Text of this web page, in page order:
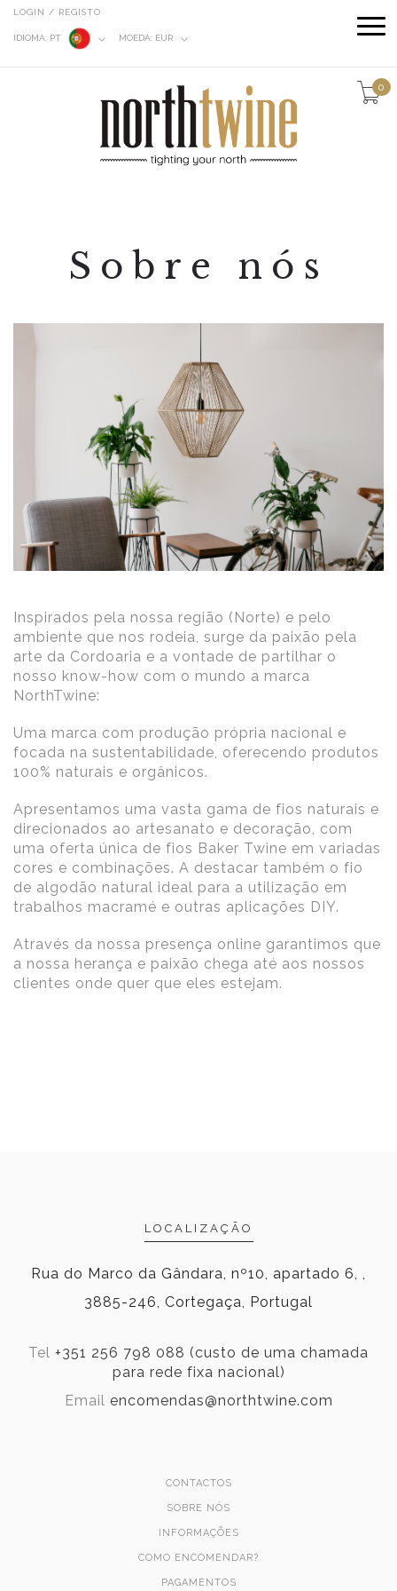
LOGIN / REGISTO
IDIOMA: PT MOEDA: EUR
0
Sobre nós
Inspirados pela nossa região (Norte) e pelo
ambiente que nos rodeia, surge da paixão pela
arte da Cordoaria e a vontade de partilhar o
nosso know-how com o mundo a marca
NorthTwine:
Uma marca com produção própria nacional e
focada na sustentabilidade, oferecendo produtos
100% naturais e orgânicos.
Apresentamos uma vasta gama de fios naturais e
direcionados ao artesanato e decoração, com
uma oferta única de fios Baker Twine em variadas
cores e combinações. A destacar também o fio
de algodão natural ideal para a utilização em
trabalhos macramé e outras aplicações DIY.
Através da nossa presença online garantimos que
a nossa herança e paixão chega até aos nossos
clientes onde quer que eles estejam.
LOCALIZAÇÃO
Rua do Marco da Gândara, nº10, apartado 6, ,
3885-246, Cortegaça, Portugal
Tel +351 256 798 088 (custo de uma chamada
para rede fixa nacional)
Email encomendas@northtwine.com
CONTACTOS
SOBRE NÓS
INFORMAÇÕES
COMO ENCOMENDAR?
PAGAMENTOS